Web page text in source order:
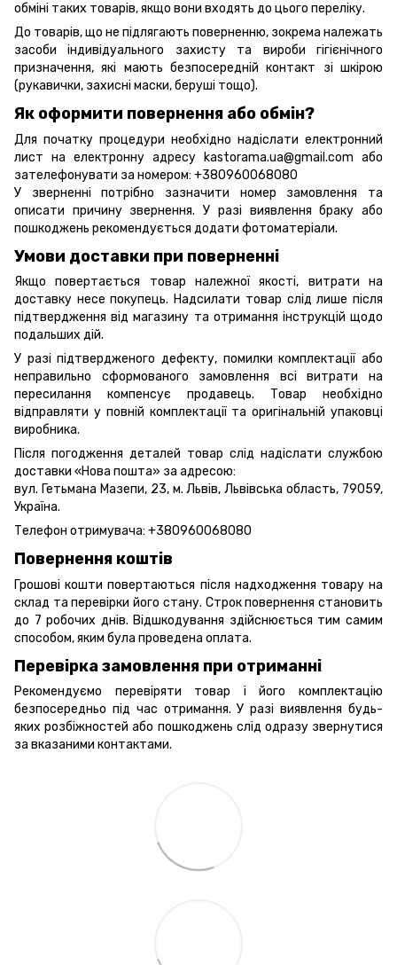
обміні таких товарів, якщо вони входять до цього переліку.
До товарів, що не підлягають поверненню, зокрема належать
засоби індивідуального захисту та вироби гігієнічного
призначення, які мають безпосередній контакт зі шкірою
(рукавички, захисні маски, беруші тощо).
Як оформити повернення або обмін?
Для початку процедури необхідно надіслати електронний
лист на електронну адресу kastorama.ua@gmail.com або
зателефонувати за номером: +380960068080
У зверненні потрібно зазначити номер замовлення та
описати причину звернення. У разі виявлення браку або
пошкоджень рекомендується додати фотоматеріали.
Умови доставки при поверненні
Якщо повертається товар належної якості, витрати на
доставку несе покупець. Надсилати товар слід лише після
підтвердження від магазину та отримання інструкцій щодо
подальших дій.
У разі підтвердженого дефекту, помилки комплектації або
неправильно сформованого замовлення всі витрати на
пересилання компенсує продавець. Товар необхідно
відправляти у повній комплектації та оригінальній упаковці
виробника.
Після погодження деталей товар слід надіслати службою
доставки «Нова пошта» за адресою:
вул. Гетьмана Мазепи, 23, м. Львів, Львівська область, 79059,
Україна.
Телефон отримувача: +380960068080
Повернення коштів
Грошові кошти повертаються після надходження товару на
склад та перевірки його стану. Строк повернення становить
до 7 робочих днів. Відшкодування здійснюється тим самим
способом, яким була проведена оплата.
Перевірка замовлення при отриманні
Рекомендуємо перевіряти товар і його комплектацію
безпосередньо під час отримання. У разі виявлення будь-
яких розбіжностей або пошкоджень слід одразу звернутися
за вказаними контактами.